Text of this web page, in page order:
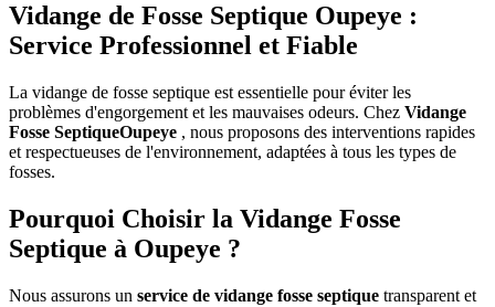
Vidange de Fosse Septique Oupeye :
Service Professionnel et Fiable
La vidange de fosse septique est essentielle pour éviter les
problèmes d'engorgement et les mauvaises odeurs. Chez Vidange
Fosse SeptiqueOupeye , nous proposons des interventions rapides
et respectueuses de l'environnement, adaptées à tous les types de
fosses.
Pourquoi Choisir la Vidange Fosse
Septique à Oupeye ?
Nous assurons un service de vidange fosse septique transparent et